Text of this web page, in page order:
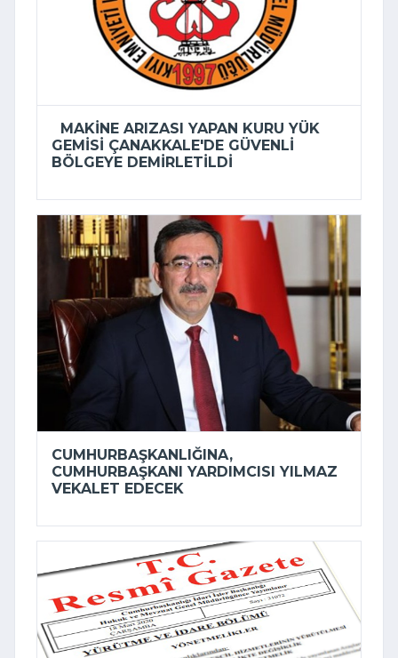
MAKINE ARIZASI YAPAN KURU YÜK
GEMISI ÇANAKKALE'DE GÜVENLI
BÖLGEYE DEMIRLETILDI
CUMHURBAŞKANLIĞINA,
CUMHURBAŞKANI YARDIMCISI YILMAZ
VEKALET EDECEK